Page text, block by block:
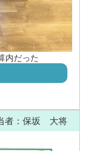
内だった
者：保坂 大将